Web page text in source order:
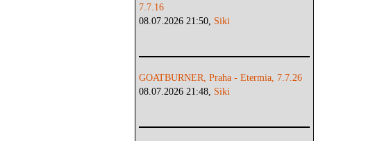
7.7.16
08.07.2026 21:50, Siki
GOATBURNER, Praha - Etermia, 7.7.26
08.07.2026 21:48, Siki